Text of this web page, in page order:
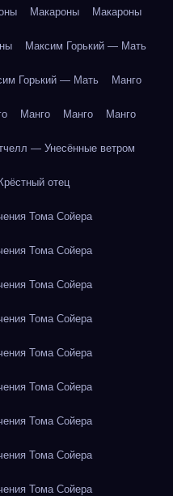
Макароны Макароны
Максим Горький — Мать
Горький — Мать Манго
Манго Манго Манго
— Унесённые ветром
отец
Тома Сойера
Тома Сойера
Тома Сойера
Тома Сойера
Тома Сойера
Тома Сойера
Тома Сойера
Тома Сойера
Тома Сойера